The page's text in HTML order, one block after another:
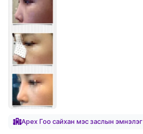
Apex Гоо сайхан мэс заслын эмнэлэг